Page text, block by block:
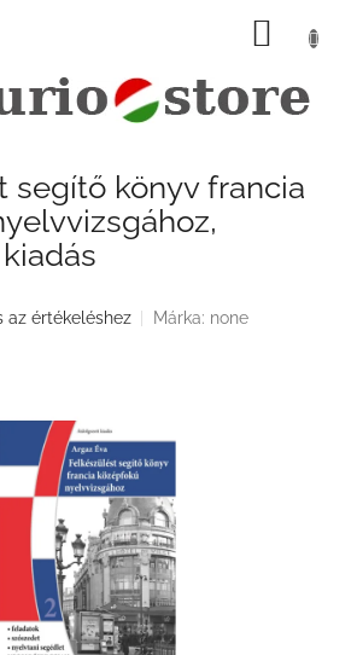
KOSÁR
segítő könyv francia
az értékeléshez Márka: none